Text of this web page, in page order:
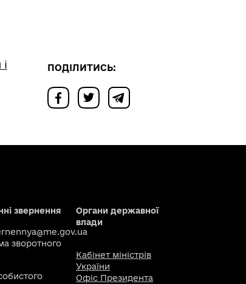
ПОДІЛИТИСЬ:
звернення
зворотного
Органи державної
влади
Кабінет міністрів
України
Офіс Президента